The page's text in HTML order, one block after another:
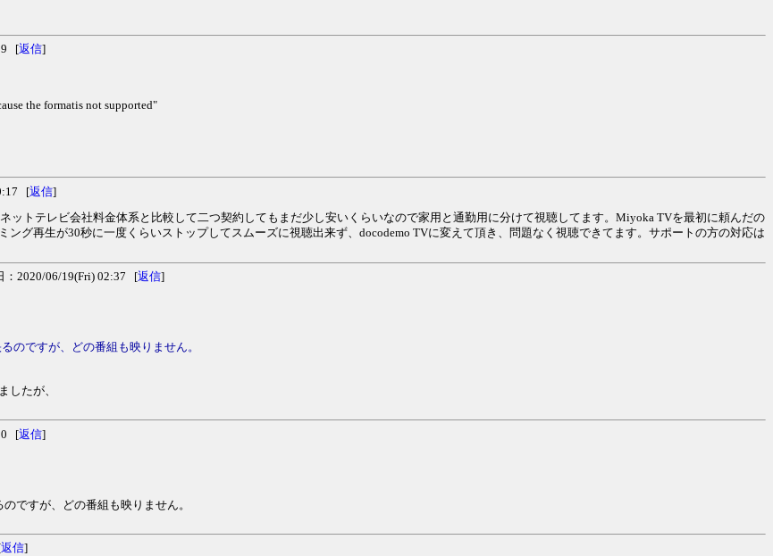
[返信]
the formatis not supported"
[返信]
ットテレビ会社料金体系と比較して二つ契約してもまだ少し安いくらいなので家用と通勤用に分けて視聴してます。Miyoka TVを最初に頼んだの
グ再生が30秒に一度くらいストップしてスムーズに視聴出来ず、docodemo TVに変えて頂き、問題なく視聴できてます。サポートの方の対応は
：2020/06/19(Fri) 02:37 [返信]
のですが、どの番組も映りません。
したが、
[返信]
ですが、どの番組も映りません。
返信]